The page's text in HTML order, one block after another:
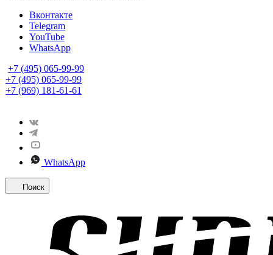
Вконтакте
Telegram
YouTube
WhatsApp
+7 (495) 065-99-99
+7 (495) 065-99-99
+7 (969) 181-61-61
WhatsApp
Поиск